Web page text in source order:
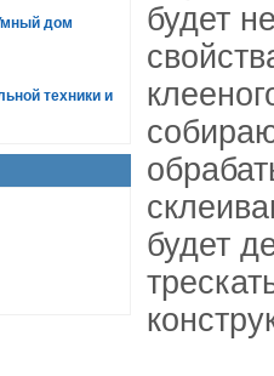
дом
техники и
будет
будет